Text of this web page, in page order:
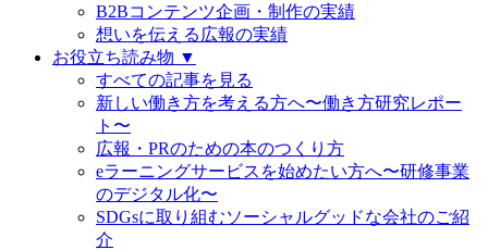
B2Bコンテンツ企画・制作の実績
想いを伝える広報の実績
お役立ち読み物 ▼
すべての記事を見る
新しい働き方を考える方へ〜働き方研究レポー
ト〜
広報・PRのための本のつくり方
eラーニングサービスを始めたい方へ〜研修事業
のデジタル化〜
SDGsに取り組むソーシャルグッドな会社のご紹
介